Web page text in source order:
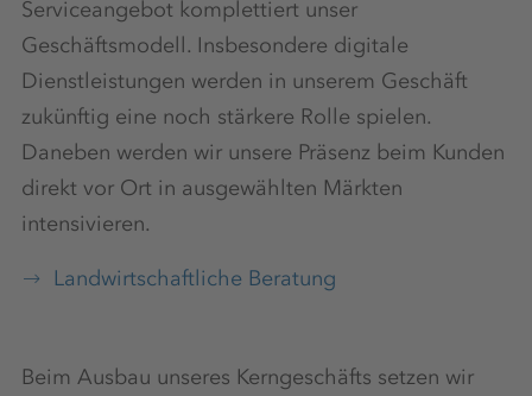
Serviceangebot komplettiert unser
Geschäftsmodell. Insbesondere digitale
Dienstleistungen werden in unserem Geschäft
zukünftig eine noch stärkere Rolle spielen.
Daneben werden wir unsere Präsenz beim Kunden
direkt vor Ort in ausgewählten Märkten
intensivieren.
Landwirtschaftliche Beratung
Beim Ausbau unseres Kerngeschäfts setzen wir